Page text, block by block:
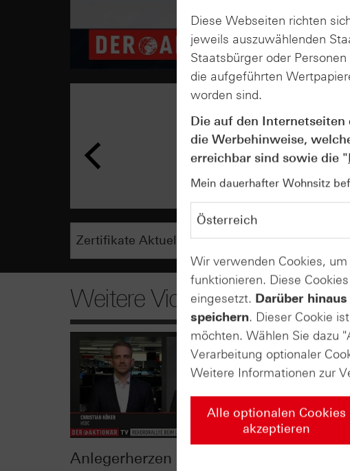
Weitere Videos
Anlegerherzen schlagen
Diese Webseiten richten
jeweils auszuwählenden
Staatsbürger oder
die aufgeführten
worden sind.
Die auf den
die Werbehinweise,
erreichbar sind sowie die "
Mein dauerhafter Wohnsitz
Wir verwenden Cookies,
funktionieren. Diese
eingesetzt. Darüber
speichern. Dieser Cookie
möchten. Wählen Sie dazu
Verarbeitung optionaler
Weitere Informationen zur
Alle optionalen Cookies
akzeptieren